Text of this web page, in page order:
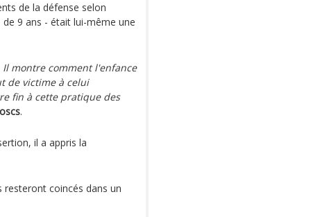
de la défense selon
9 ans - était lui-même une
montre comment l'enfance
de victime à celui
fin à cette pratique des
.
il a appris la
resteront coincés dans un